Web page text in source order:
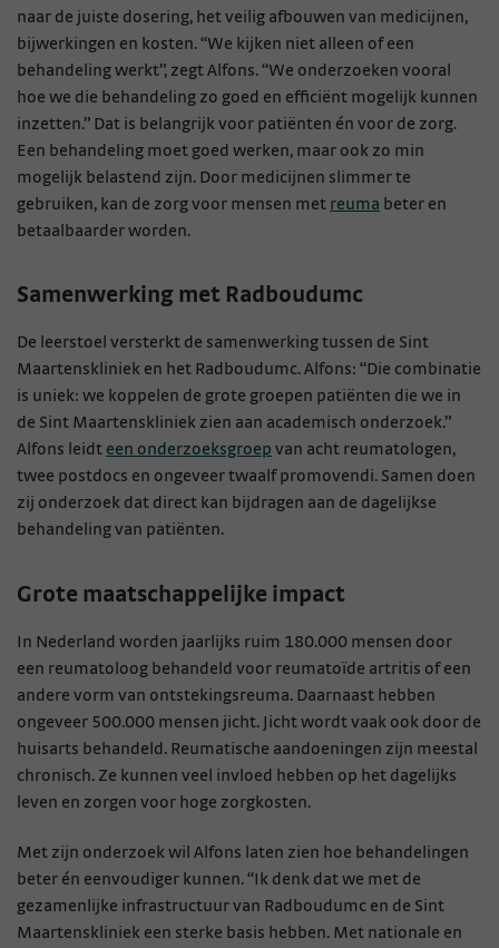
naar de juiste dosering, het veilig afbouwen van medicijnen,
bijwerkingen en kosten. “We kijken niet alleen of een
behandeling werkt”, zegt Alfons. “We onderzoeken vooral
hoe we die behandeling zo goed en efficiënt mogelijk kunnen
inzetten.” Dat is belangrijk voor patiënten én voor de zorg.
Een behandeling moet goed werken, maar ook zo min
mogelijk belastend zijn. Door medicijnen slimmer te
gebruiken, kan de zorg voor mensen met reuma beter en
betaalbaarder worden.
Samenwerking met Radboudumc
De leerstoel versterkt de samenwerking tussen de Sint
Maartenskliniek en het Radboudumc. Alfons: “Die combinatie
is uniek: we koppelen de grote groepen patiënten die we in
de Sint Maartenskliniek zien aan academisch onderzoek.”
Alfons leidt een onderzoeksgroep van acht reumatologen,
twee postdocs en ongeveer twaalf promovendi. Samen doen
zij onderzoek dat direct kan bijdragen aan de dagelijkse
behandeling van patiënten.
Grote maatschappelijke impact
In Nederland worden jaarlijks ruim 180.000 mensen door
een reumatoloog behandeld voor reumatoïde artritis of een
andere vorm van ontstekingsreuma. Daarnaast hebben
ongeveer 500.000 mensen jicht. Jicht wordt vaak ook door de
huisarts behandeld. Reumatische aandoeningen zijn meestal
chronisch. Ze kunnen veel invloed hebben op het dagelijks
leven en zorgen voor hoge zorgkosten.
Met zijn onderzoek wil Alfons laten zien hoe behandelingen
beter én eenvoudiger kunnen. “Ik denk dat we met de
gezamenlijke infrastructuur van Radboudumc en de Sint
Maartenskliniek een sterke basis hebben. Met nationale en